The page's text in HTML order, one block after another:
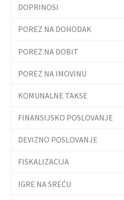
DOPRINOSI
POREZ NA DOHODAK
POREZ NA DOBIT
POREZ NA IMOVINU
KOMUNALNE TAKSE
FINANSIJSKO POSLOVANJE
DEVIZNO POSLOVANJE
FISKALIZACIJA
IGRE NA SREĆU